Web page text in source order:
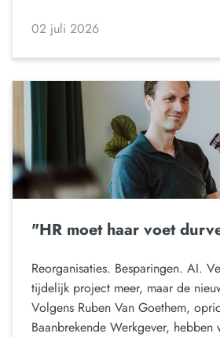
02 juli 2026
"HR moet haar voet
Reorganisaties. Besparingen. AI.
tijdelijk project meer, maar de
Volgens Ruben Van Goethem,
Baanbrekende Werkgever,